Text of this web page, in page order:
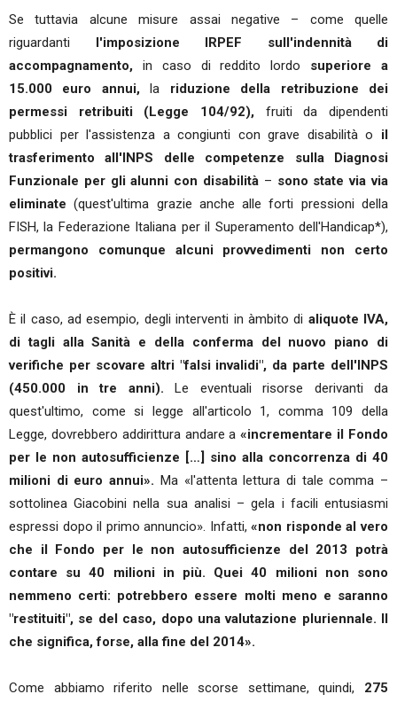
Se tuttavia alcune misure assai negative – come quelle
riguardanti l'imposizione IRPEF sull'indennità di
accompagnamento, in caso di reddito lordo superiore a
15.000 euro annui,la riduzione della retribuzione dei
permessi retribuiti (Legge 104/92), fruiti da dipendenti
pubblici per l'assistenza a congiunti con grave disabilità o il
trasferimento all'INPS delle competenze sulla Diagnosi
Funzionale per gli alunni con disabilità – sono state via via
eliminate (quest'ultima grazie anche alle forti pressioni della
FISH, la Federazione Italiana per il Superamento dell'Handicap*),
permangono comunque alcuni provvedimenti non certo
positivi.
È il caso, ad esempio, degli interventi in àmbito di aliquote IVA,
di tagli alla Sanità e della conferma del nuovo piano di
verifiche per scovare altri "falsi invalidi", da parte dell'INPS
(450.000 in tre anni). Le eventuali risorse derivanti da
quest'ultimo, come si legge all'articolo 1, comma 109 della
Legge, dovrebbero addirittura andare a«incrementare il Fondo
per le non autosufficienze […] sino alla concorrenza di 40
milioni di euro annui». Ma «l'attenta lettura di tale comma –
sottolinea Giacobini nella sua analisi – gela i facili entusiasmi
espressi dopo il primo annuncio». Infatti,«non risponde al vero
che il Fondo per le non autosufficienze del 2013 potrà
contare su 40 milioni in più. Quei 40 milioni non sono
nemmeno certi: potrebbero essere molti meno e saranno
"restituiti", se del caso, dopo una valutazione pluriennale. Il
che significa, forse, alla fine del 2014».
Come abbiamo riferito nelle scorse settimane, quindi, 275